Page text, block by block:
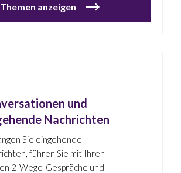
Themen anzeigen
und
Nachrichten
Sie eingehende
führen Sie mit Ihren
2-Wege-Gespräche und